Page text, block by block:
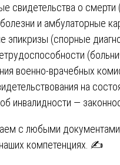
свидетельства о
болезни и амбулаторные
эпикризы (спорные
военно-врачебных
на
инвалидности —
с любыми
компетенциях. ✍️